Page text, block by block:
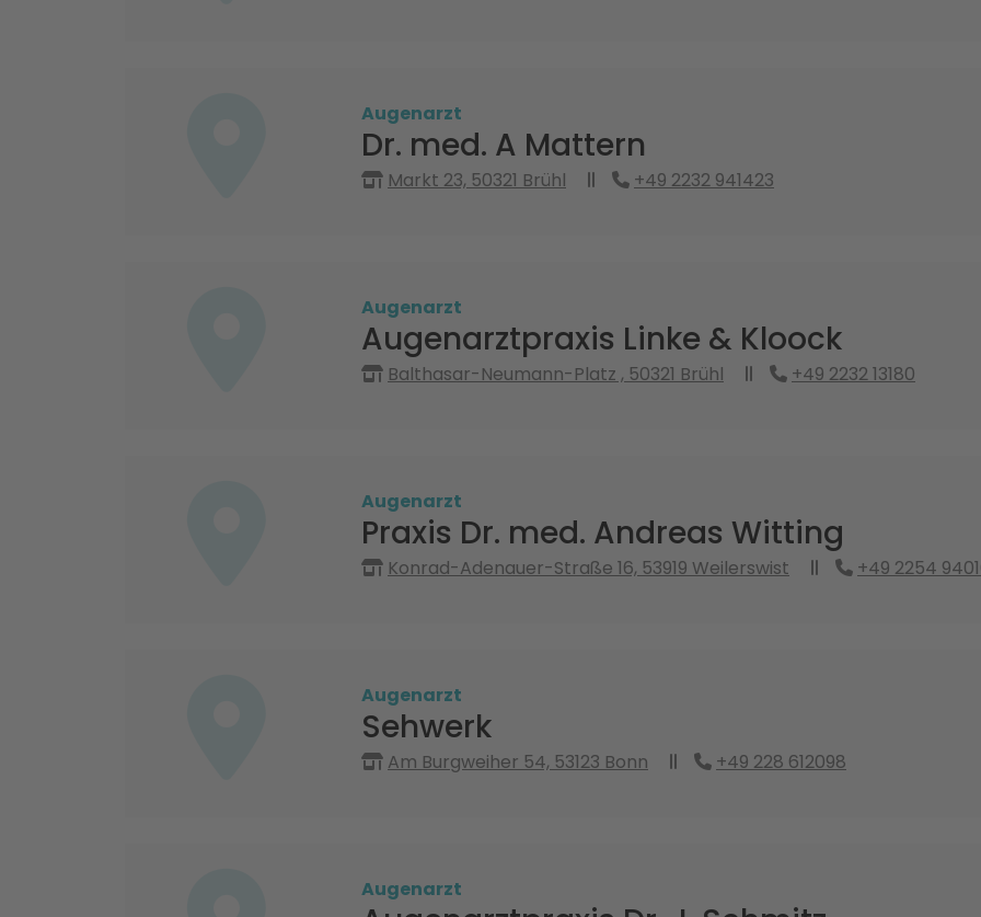
Augenarzt
Dr. med. A Mattern
Markt 23, 50321 Brühl +49 2232 941423
Augenarzt
Augenarztpraxis Linke & Kloock
Balthasar-Neumann-Platz , 50321 Brühl +49 2232 13180
Augenarzt
Praxis Dr. med. Andreas Witting
Konrad-Adenauer-Straße 16, 53919 Weilerswist +49 2254
Augenarzt
Sehwerk
Am Burgweiher 54, 53123 Bonn +49 228 612098
Augenarzt